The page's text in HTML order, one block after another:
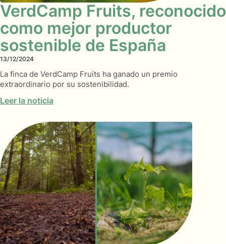
VerdCamp Fruits, reconocido
como mejor productor
sostenible de España
13/12/2024
La finca de VerdCamp Fruits ha ganado un premio
extraordinario por su sostenibilidad.
Leer la noticia